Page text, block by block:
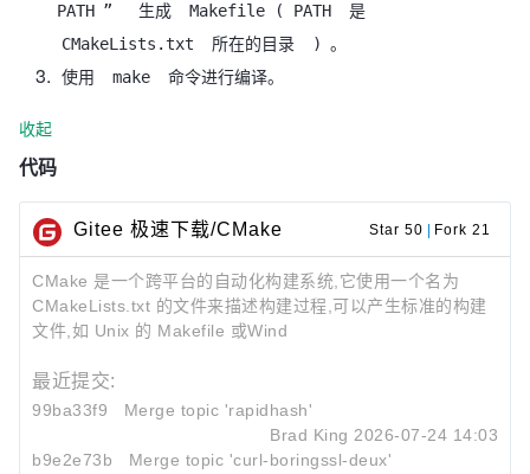
PATH ” 生成 Makefile ( PATH
是
CMakeLists.txt
所在的目录 ) 。
使用
make 命令进行编译。
收起
代码
Gitee 极速下载/CMake Star 50 Fork 21
CMake 是一个跨平台的自动化构建系统,它使用一个名为
CMakeLists.txt 的文件来描述构建过程,可以产生标准的构建
文件,如 Unix 的 Makefile 或Wind
最近提交:
99ba33f9
Merge topic 'rapidhash'
Brad King 2026-07-24 14:03
b9e2e73b
Merge topic 'curl-boringssl-deux'